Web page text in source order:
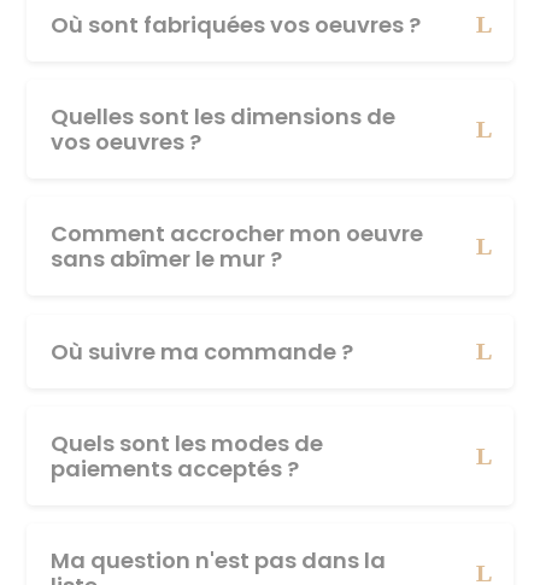
Où sont fabriquées vos oeuvres ?
Quelles sont les dimensions de
vos oeuvres ?
Comment accrocher mon oeuvre
sans abîmer le mur ?
Où suivre ma commande ?
Quels sont les modes de
paiements acceptés ?
Ma question n'est pas dans la